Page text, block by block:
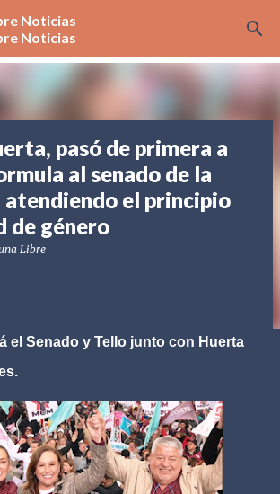
Ir al contenido principal
Noticias
Noticias
pasó de primera a
al senado de la
atendiendo el principio
de género
Libre
el Senado y Tello junto con Huerta